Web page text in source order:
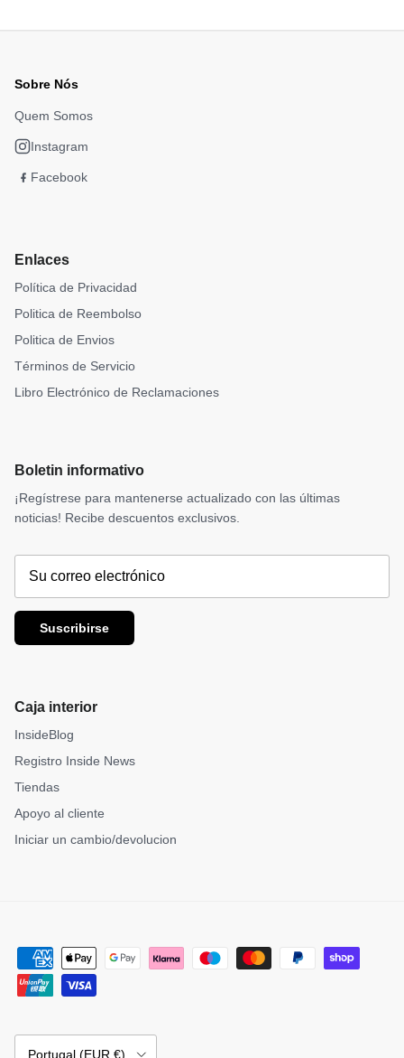
Sobre Nós
Quem Somos
Instagram
Facebook
Enlaces
Política de Privacidad
Politica de Reembolso
Politica de Envios
Términos de Servicio
Libro Electrónico de Reclamaciones
Boletin informativo
¡Regístrese para mantenerse actualizado con las últimas
noticias! Recibe descuentos exclusivos.
Suscribirse
Caja interior
InsideBlog
Registro Inside News
Tiendas
Apoyo al cliente
Iniciar un cambio/devolucion
Portugal (EUR €)